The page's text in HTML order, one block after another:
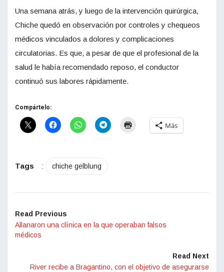
Una semana atrás, y luego de la intervención quirúrgica,
Chiche quedó en observación por controles y chequeos
médicos vinculados a dolores y complicaciones
circulatorias. Es que, a pesar de que el profesional de la
salud le había recomendado reposo, el conductor
continuó sus labores rápidamente.
Compártelo:
Más
Tags : chiche gelblung
Read Previous
Allanaron una clínica en la que operaban falsos
médicos
Read Next
River recibe a Bragantino, con el objetivo de asegurarse